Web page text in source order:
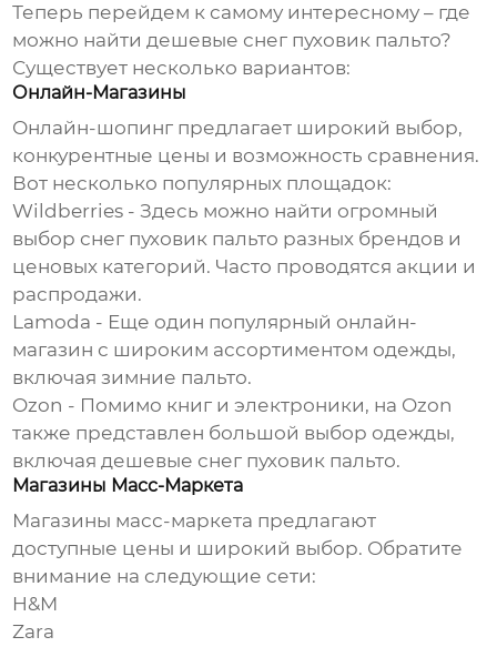
Теперь перейдем к самому интересному – где
можно найтидешевые снег пуховик пальто?
Существует несколько вариантов:
Онлайн-Магазины
Онлайн-шопинг предлагает широкий выбор,
конкурентные цены и возможность сравнения.
Вот несколько популярных площадок:
Wildberries - Здесь можно найти огромный
выбор снег пуховик пальто разных брендов и
ценовых категорий. Часто проводятся акции и
распродажи.
Lamoda - Еще один популярный онлайн-
магазин с широким ассортиментом одежды,
включая зимние пальто.
Ozon - Помимо книг и электроники, на Ozon
также представлен большой выбор одежды,
включаядешевые снег пуховик пальто.
Магазины Масс-Маркета
Магазины масс-маркета предлагают
доступные цены и широкий выбор. Обратите
внимание на следующие сети:
H&M
Zara